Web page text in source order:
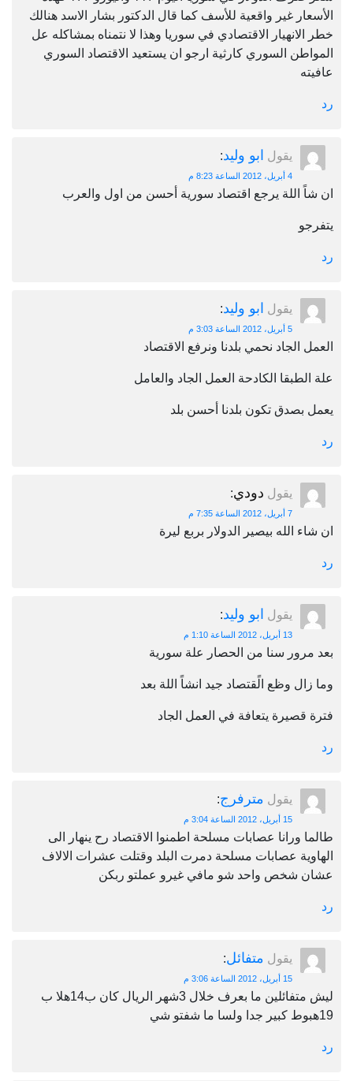
الأسعار غير واقعية للأسف كما قال الدكتور بشار الاسد هنالك
خطر الانهيار الاقتصادي في سوريا وهذا لا نتمناه بمشاكله عل
المواطن السوري كارثية ارجو ان يستعيد الاقتصاد السوري
عافيته
رد
يقول ابو وليد:
4 أبريل، 2012 الساعة 8:23 م
ان شاً اللة يرجع اقتصاد سورية أحسن من اول والعرب
يتفرجو
رد
يقول ابو وليد:
5 أبريل، 2012 الساعة 3:03 م
العمل الجاد نحمي بلدنا ونرفع الاقتصاد
علة الطبقا الكادحة العمل الجاد والعامل
يعمل بصدق تكون بلدنا أحسن بلد
رد
يقول دودي:
7 أبريل، 2012 الساعة 7:35 م
ان شاء الله بيصير الدولار بربع ليرة
رد
يقول ابو وليد:
13 أبريل، 2012 الساعة 1:10 م
بعد مرور سنا من الحصار علة سورية
وما زال وظع الًقتصاد جيد انشاً اللة بعد
فترة قصيرة يتعافة في العمل الجاد
رد
يقول مترفرج:
15 أبريل، 2012 الساعة 3:04 م
طالما ورانا عصابات مسلحة اطمنوا الاقتصاد رح ينهار الى
الهاوية عصابات مسلحة دمرت البلد وقتلت عشرات الالاف
عشان شخص واحد شو مافي غيرو عملتو ربكن
رد
يقول متفائل:
15 أبريل، 2012 الساعة 3:06 م
ليش متفائلين ما بعرف خلال 3شهر الريال كان ب14هلا ب
19هبوط كبير جدا ولسا ما شفتو شي
رد